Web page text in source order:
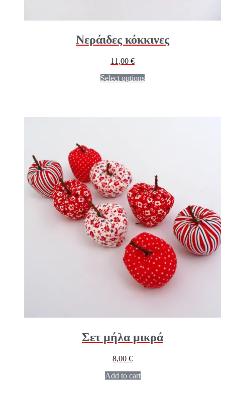
Νεράιδες κόκκινες
11,00 €
Select options
Σετ μήλα μικρά
8,00 €
Add to cart